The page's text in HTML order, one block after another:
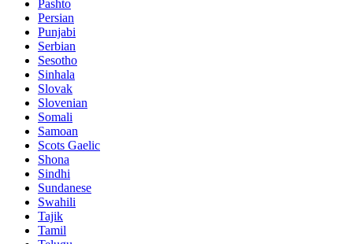
Pashto
Persian
Punjabi
Serbian
Sesotho
Sinhala
Slovak
Slovenian
Somali
Samoan
Scots Gaelic
Shona
Sindhi
Sundanese
Swahili
Tajik
Tamil